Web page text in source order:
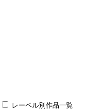
レーベル別作品一覧